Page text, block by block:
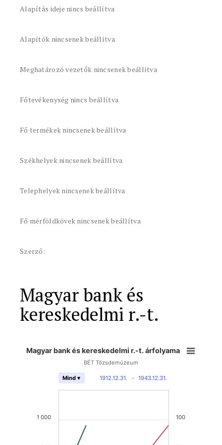
Alapítás ideje nincs beállítva
Alapítók nincsenek beállítva
Meghatározó vezetők nincsenek beállítva
Főtevékenység nincs beállítva
Fő termékek nincsenek beállítva
Székhelyek nincsenek beállítva
Telephelyek nincsenek beállítva
Fő mérföldkövek nincsenek beállítva
Szerző:
Magyar bank és
kereskedelmi r.-t.
Magyar bank és kereskedelmi r.-t. árfolyama
BÉT Tőzsdemúzeum
1912.12.31. - 1943.12.31.
Mind ▾
1 000 100